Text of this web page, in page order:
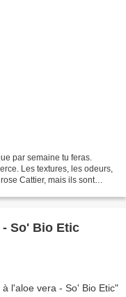
par semaine tu feras.
Les textures, les odeurs,
Cattier, mais ils sont
So' Bio Etic